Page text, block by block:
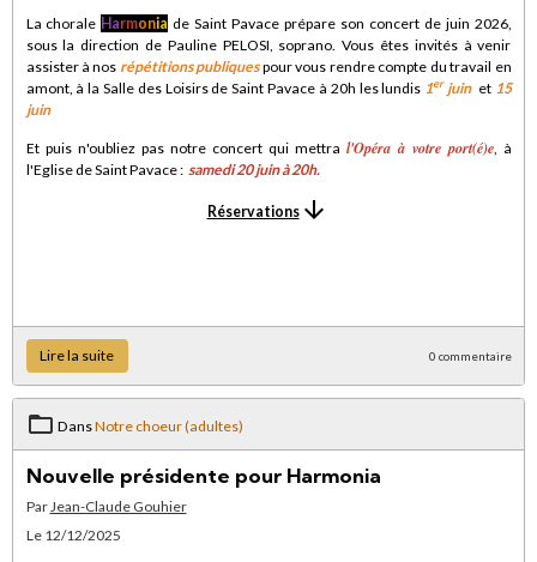
La chorale Harmonia de Saint Pavace prépare son concert de juin 2026,
sous la direction de Pauline PELOSI, soprano. Vous êtes invités à venir
assister à nos répétitions publiquespour vous rendre compte du travail en
amont, à la Salle des Loisirs de Saint Pavace à 20h les lundis 1erjuin et 15
juin
Et puis n'oubliez pas notre concert qui mettra l'Opéra à votre port(é)e, à
l'Eglise de Saint Pavace : samedi 20 juin à 20h.
Réservations
Lire la suite 0 commentaire
DansNotre choeur (adultes)
Nouvelle présidente pour Harmonia
Par Jean-Claude Gouhier
Le 12/12/2025